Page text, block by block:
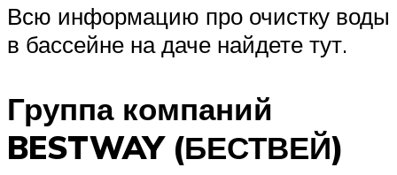
Всю информацию про очистку воды
в бассейне на даче найдете тут.
Группа компаний
BESTWAY (БЕСТВЕЙ)